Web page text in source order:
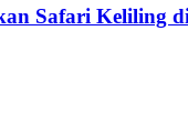
Safari Keliling